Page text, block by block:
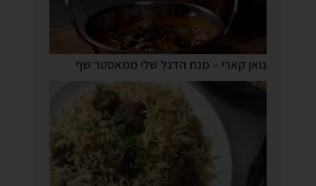
גואן קארי – מנת הדגל שלי ממאסטר שף